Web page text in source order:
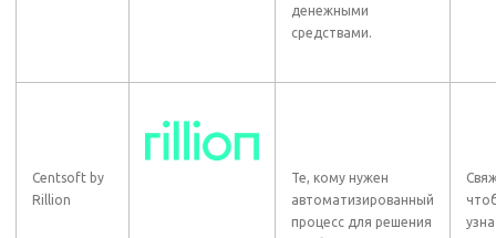
денежными
средствами.
Centsoft by
Rillion
Те, кому нужен
автоматизированный
процесс для решения